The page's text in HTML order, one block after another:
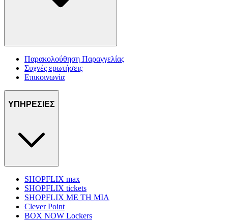
Παρακολούθηση Παραγγελίας
Συχνές ερωτήσεις
Επικοινωνία
ΥΠΗΡΕΣΙΕΣ
SHOPFLIX max
SHOPFLIX tickets
SHOPFLIX ΜΕ ΤΗ ΜΙΑ
Clever Point
BOX NOW Lockers